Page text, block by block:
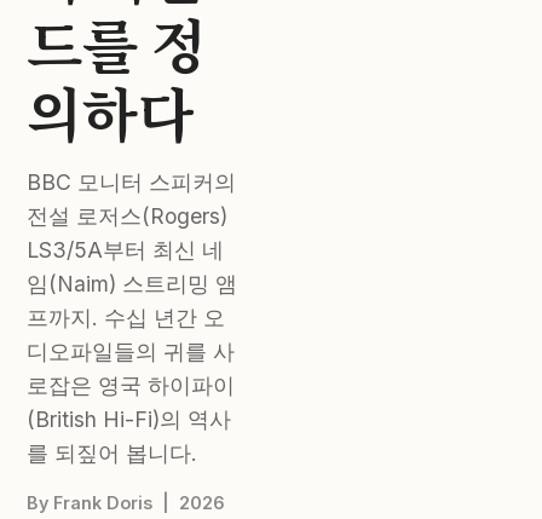
드를 정
의하다
BBC 모니터 스피커의
전설 로저스(Rogers)
LS3/5A부터 최신 네
임(Naim) 스트리밍 앰
프까지. 수십 년간 오
디오파일들의 귀를 사
로잡은 영국 하이파이
(British Hi-Fi)의 역사
를 되짚어 봅니다.
By Frank Doris | 2026